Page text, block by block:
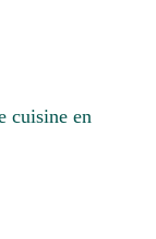
cuisine en